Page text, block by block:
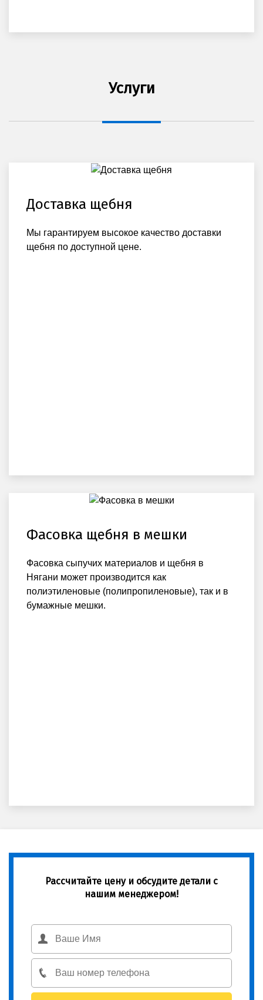
Услуги
Доставка щебня
Мы гарантируем высокое качество доставки
щебня по доступной цене.
Фасовка щебня в мешки
Фасовка сыпучих материалов и щебня в
Нягани может производится как
полиэтиленовые (полипропиленовые), так и в
бумажные мешки.
Рассчитайте цену и обсудите детали с
нашим менеджером!